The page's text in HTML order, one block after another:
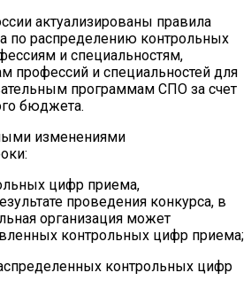
актуализированы правила
по распределению контрольных
и специальностям,
профессий и специальностей для
программам СПО за счет
бюджета.
изменениями
цифр приема,
проведения конкурса, в
организация может
контрольных цифр приема;
контрольных цифр